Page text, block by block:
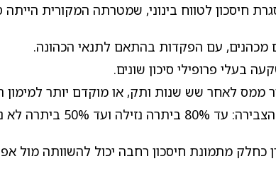
חיסכון לטווח בינוני, שמטרתה המקורית
מכהנים, עם הפקדות בהתאם לתנאי הכהונה.
בעלי פרופילי סיכון שונים.
ממס לאחר שש שנות ותק, או מוקדם יותר
לא נזילה, בכפוף לנהלים.
מתמונת חיסכון רחבה יכול להשוותה מול